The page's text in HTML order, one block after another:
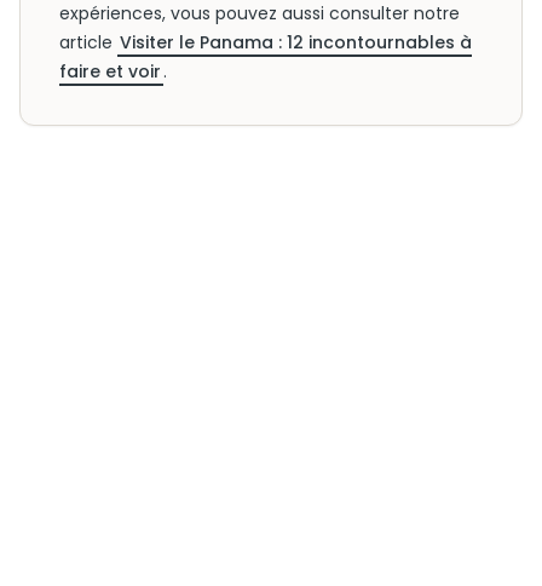
expériences, vous pouvez aussi consulter notre
article Visiter le Panama : 12 incontournables à
faire et voir .